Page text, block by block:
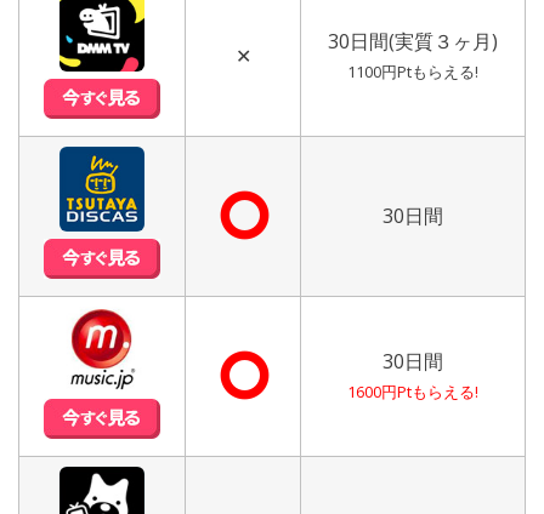
✕
30日間(実質３ヶ月)
1100円Ptもらえる!
⭘ 30日間
⭘ 30日間
1600円Ptもらえる!